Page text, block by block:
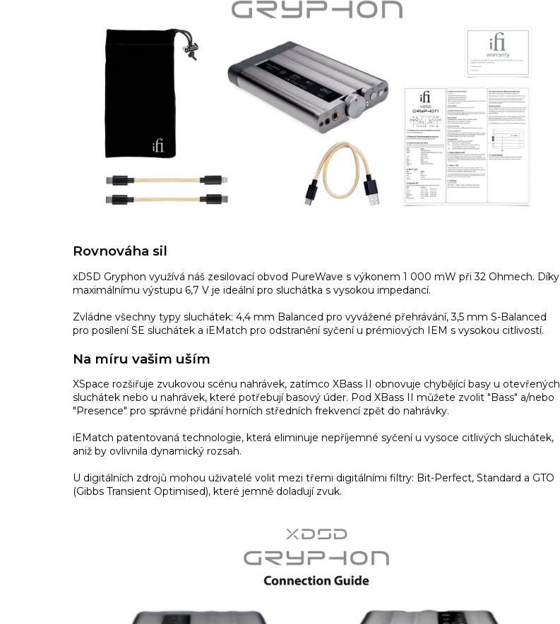
Rovnováha sil
xDSD Gryphon využívá náš zesilovací obvod PureWave s výkonem 1 000 mW při 32 Ohmech. Díky
maximálnímu výstupu 6,7 V je ideální pro sluchátka s vysokou impedancí.
Zvládne všechny typy sluchátek: 4,4 mm Balanced pro vyvážené přehrávání, 3,5 mm S-Balanced
pro posílení SE sluchátek a iEMatch pro odstranění syčení u prémiových IEM s vysokou citlivostí.
Na míru vašim uším
XSpace rozšiřuje zvukovou scénu nahrávek, zatímco XBass II obnovuje chybějící basy u otevřených
sluchátek nebo u nahrávek, které potřebují basový úder. Pod XBass II můžete zvolit "Bass" a/nebo
"Presence" pro správné přidání horních středních frekvencí zpět do nahrávky.
iEMatch patentovaná technologie, která eliminuje nepříjemné syčení u vysoce citlivých sluchátek,
aniž by ovlivnila dynamický rozsah.
U digitálních zdrojů mohou uživatelé volit mezi třemi digitálními filtry: Bit-Perfect, Standard a GTO
(Gibbs Transient Optimised), které jemně dolaďují zvuk.